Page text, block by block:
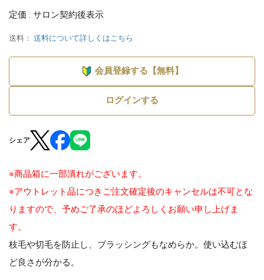
定価 : サロン契約後表示
送料： 送料について詳しくはこちら
会員登録する【無料】
ログインする
シェア
※商品箱に一部潰れがございます。
※アウトレット品につきご注文確定後のキャンセルは不可とな
りますので、予めご了承のほどよろしくお願い申し上げま
す。
枝毛や切毛を防止し、ブラッシングもなめらか。使い込むほ
ど良さが分かる。